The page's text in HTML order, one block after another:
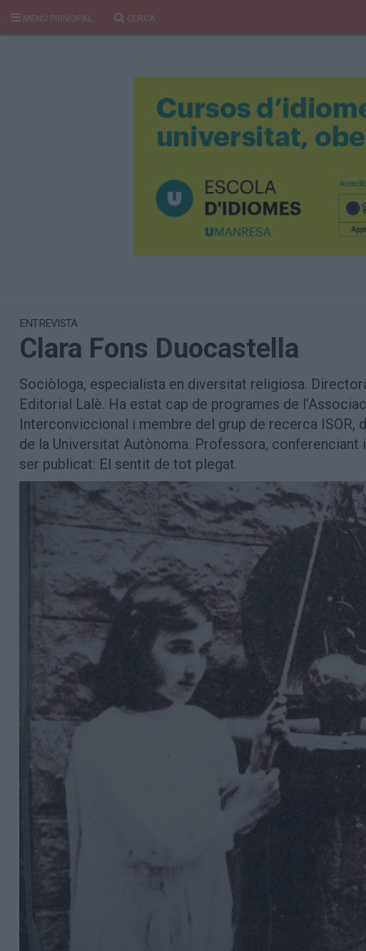
MENÚ PRINCIPAL CERCA
Aniversaris
Hemeroteca
Subscriu-te
ENTREVISTA
Clara Fons Duocastella
Sociòloga, especialista en diversitat religiosa.
Editorial Lalè. Ha estat cap de programes de
Interconviccional i membre del grup de recerca ISOR,
de la Universitat Autònoma. Professora,
ser publicat: El sentit de tot plegat.